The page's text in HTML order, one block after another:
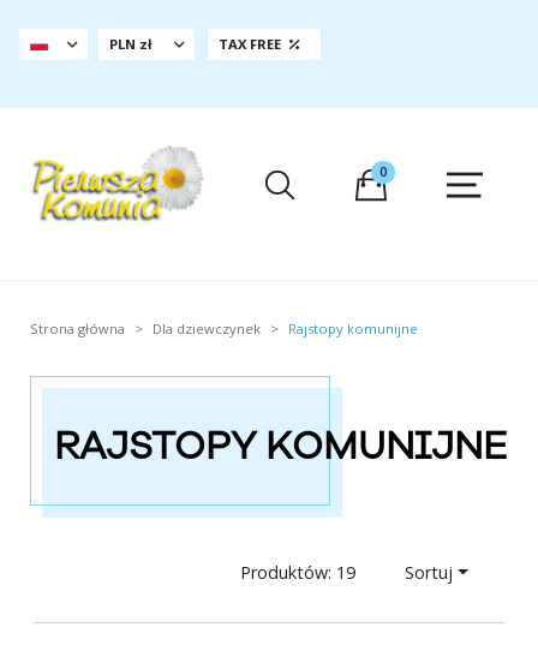
PLN zł TAX FREE
0
Strona główna Dla dziewczynek Rajstopy komunijne
RAJSTOPY KOMUNIJNE
Produktów: 19 Sortuj